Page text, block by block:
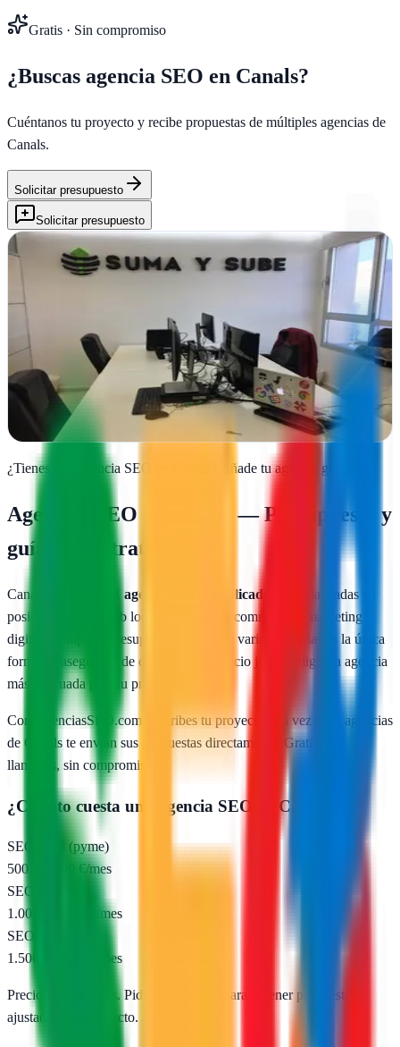
Gratis · Sin compromiso
¿Buscas agencia SEO en Canals?
Cuéntanos tu proyecto y recibe propuestas de múltiples agencias de
Canals.
Solicitar presupuesto
Solicitar presupuesto
David Calabuig Lopez SEO Valencia
SEO y posicionamiento web en Valencia. David Calabuig impulsa
negocios locales con estrategias digitales personalizadas y resultados
medibles
Ver fichacompleta
¿Tienes una agencia SEO en Añade tu agencia gratis
Agencias SEO en
— Presupuesto y
guía de contratación
Canals agencias SEO publicadas
especializadas en
posicionamiento web local, SEO para e-commerce y marketing
digital. Comparar presupuestos reales de varias agencias es la única
forma de asegurarte de que pagas un precio justo y eliges la agencia
más adecuada para tu proyecto.
Con AgenciasSEO.com describes tu proyecto una vez y las agencias
de Canals te envían sus propuestas directamente. Gratis, sin
llamadas, sin compromiso.
¿Cuánto cuesta una agencia SEO en Canals
SEO local (pyme)
500 – 1.000 €/mes
SEO nacional
1.000 – 2.500 €/mes
SEO e-commerce
1.500 – 5.000 €/mes
Precios orientativos. Pide presupuesto para obtener propuestas
ajustadas a tu proyecto.